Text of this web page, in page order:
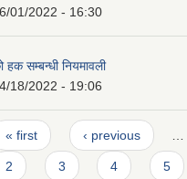
01/2022 - 16:30
हक सम्बन्धी नियमावली
18/2022 - 19:06
« first ‹ previous …
2 3 4 5